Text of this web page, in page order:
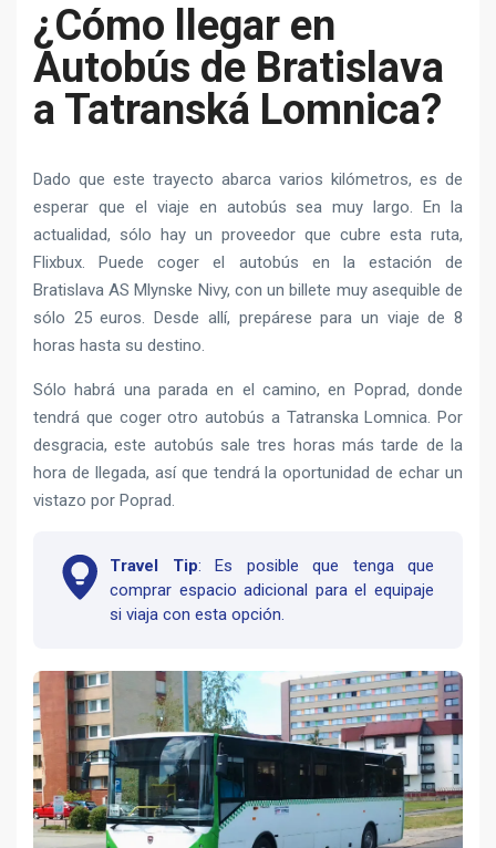
¿Cómo llegar en
Autobús de Bratislava
a Tatranská Lomnica?
Dado que este trayecto abarca varios kilómetros, es de
esperar que el viaje en autobús sea muy largo. En la
actualidad, sólo hay un proveedor que cubre esta ruta,
Flixbux. Puede coger el autobús en la estación de
Bratislava AS Mlynske Nivy, con un billete muy asequible de
sólo 25 euros. Desde allí, prepárese para un viaje de 8
horas hasta su destino.
Sólo habrá una parada en el camino, en Poprad, donde
tendrá que coger otro autobús a Tatranska Lomnica. Por
desgracia, este autobús sale tres horas más tarde de la
hora de llegada, así que tendrá la oportunidad de echar un
vistazo por Poprad.
Travel Tip: Es posible que tenga que
comprar espacio adicional para el equipaje
si viaja con esta opción.